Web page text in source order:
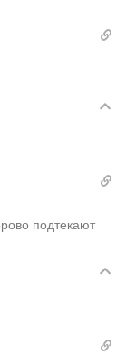
подтекают